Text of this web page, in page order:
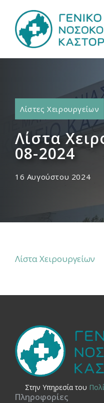
περιεχόμενο
Λίστες Χειρουργείων
Λίστα
08-2024
16 Αυγούστου 2024
Λίστα Χειρουργείων
Στην Yπηρεσία του
Πληροφορίες